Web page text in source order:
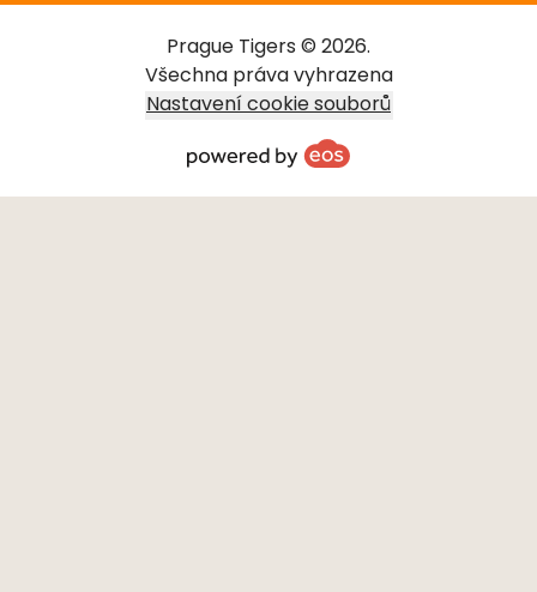
Prague Tigers © 2026.
Všechna práva vyhrazena
Nastavení cookie souborů